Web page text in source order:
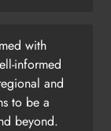
with
informed
and
to be a
beyond.